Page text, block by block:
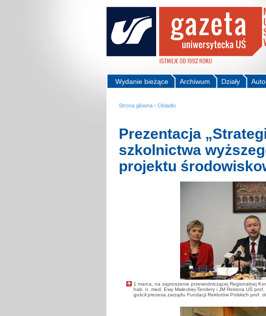
Działy
Archiwum
Wydanie bieżące
Strona główna › Okładki
Prezentacja
szkolnictwa
projektu
1 marca, na zaproszenie przewodniczącej Regionalnej
hab. n. med. Ewy Małeckiej-Tendery i JM Rektora UŚ
gościł prezesa zarządu Fundacji Rektorów Polskich prof.